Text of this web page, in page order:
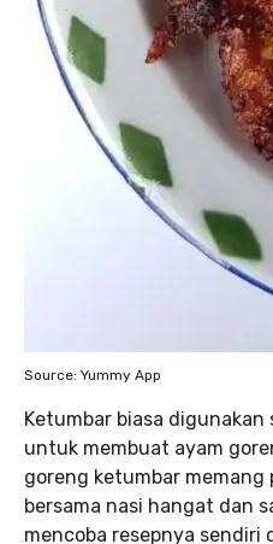
Source: Yummy App
Ketumbar biasa
untuk membuat ayam
goreng ketumbar
bersama nasi hangat dan
mencoba resepnya sendiri